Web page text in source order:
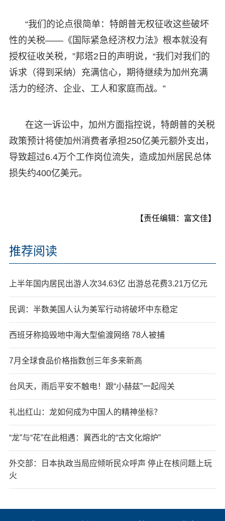
“我们的论点很简单：特朗普无权征收这些破坏
性的关税——《国际紧急经济权力法》根本就没有
授权征收关税，”邦塔2日的声明说，“我们对我们的
诉求（得到采纳）充满信心，期待继续为加州充满
活力的经济、企业、工人和家庭而战。”
在这一诉讼中，加州方面指控说，特朗普的关税
政策预计将使加州消费者承担250亿美元额外支出，
导致超过6.4万个工作岗位流失，造成加州居民总体
损失约400亿美元。
【责任编辑：富文佳】
推荐阅读
上半年国内居民出游人次34.63亿 出游总花费3.21万亿元
民调：半数美国人认为美军行动将破坏中东稳定
西班牙称捣毁地中海大型偷渡网络 78人被捕
7月全球食品价格指数创三年多来新高
台风天，雨后平安不触电！跟“小赫兹”一起闯关
礼出红山：龙如何成为中国人的精神坐标？
“龙”与“花”在此相遇：冀西北的“古文化熔炉”
外交部：日本执政当局应倾听民众呼声 停止在核问题上玩
火